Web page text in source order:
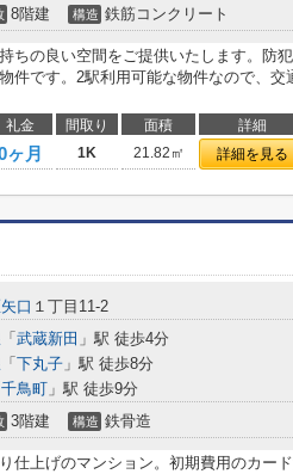
8階建 構造 鉄筋コンクリート
ちの良い空間をご提供いたします。防
件です。2駅利用可能な物件なので、交
礼金 間取り 面積 詳細
ヶ月 1K 21.82㎡ 詳細を見る
矢口 １丁目11-2
「 武蔵新田 」駅 徒歩4分
「 下丸子 」駅 徒歩8分
千鳥町 」駅 徒歩9分
3階建 構造 鉄骨造
仕上げのマンション。初期費用のカー